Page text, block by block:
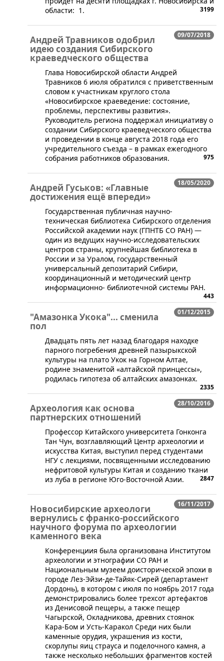
области: 1.
3199
09/07/2018
Андрей Травников одобрил
идею создания Сибирского
краеведческого общества
Глава Новосибирской области Андрей
Травников 6 июля обратился с приветственным
словом к участникам круглого стола
«Новосибирское краеведение: состояние,
проблемы, перспективы развития».
Руководитель региона поддержал инициативу о
создании Сибирского краеведческого общества
и проведении в конце августа 2018 года его
учредительного съезда – в рамках ежегодного
собрания работников образования.
975
18/05/2020
Андрей Гуськов: «Главные
достижения ещё впереди»
Государственная публичная научно-
техническая библиотека Сибирского отделения
Российской академии наук (ГПНТБ СО РАН) —
один из ведущих научно-исследовательских
центров страны, крупнейшая библиотека в
России и за Уралом, государственный
универсальный депозитарий Сибири,
координационный и методический центр
информационно- библиотечной системы РАН.
443
01/12/2015
"Амазонка Укока"... сменила
пол
Двадцать пять лет назад благодаря находке
парного погребения древней пазырыкской
культуры на плато Укок на Горном Алтае,
родине знаменитой «алтайской принцессы»,
родилась гипотеза об алтайских амазонках.
2335
28/10/2016
Археология как основа
партнерских отношений
​Профессор Китайского университета Гонконга
Тан Чун, возглавляющий Центр археологии и
искусства Китая, выступил перед студентами
НГУ с лекциями, посвященными исследованию
нефритовой культуры Китая и созданию ткани
из луба в регионе Юго-Восточной Азии.
2847
16/11/2017
Новосибирские археологи
вернулись с франко-российского
научного форума по археологии
каменного века
​Конференциия была организована Институтом
археологии и этнографии СО РАН и
Национальным музеем доисторической эпохи в
городе Лез-Эйзи-де-Тайяк-Сирей (департамент
Дордонь), в котором с июля по ноябрь 2017 года
демонстрировались более трехсот артефактов
из Денисовой пещеры, а также пещер
Чагырской, Окладникова, древних стоянок
Кара-Бом и Усть-Каракол Среди них были
каменные орудия, украшения из кости,
скорлупы яиц страуса и поделочного камня, а
также несколько небольших фрагментов костей